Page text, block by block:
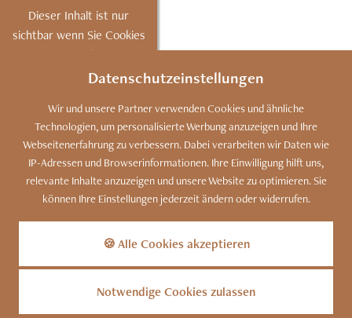
Datenschutzeinstellungen
Wir und unsere Partner verwenden Cookies und ähnliche
Technologien, um personalisierte Werbung anzuzeigen und Ihre
Webseitenerfahrung zu verbessern. Dabei verarbeiten wir Daten wie
IP-Adressen und Browserinformationen. Ihre Einwilligung hilft uns,
relevante Inhalte anzuzeigen und unsere Website zu optimieren. Sie
können Ihre Einstellungen jederzeit ändern oder widerrufen.
🍪 Alle Cookies akzeptieren
Notwendige Cookies zulassen
Zu den Luxus-Chalets
Dieser Inhalt ist nur
sichtbar wenn Sie Cookies
von "mapbox"
akzeptieren.
AKZEPTIEREN
EINSTELLUNGEN